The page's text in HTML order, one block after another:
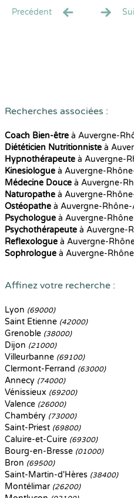
Precédent
Recherches associées :
Coach Bien-être à Auvergne-
Diététicien Nutritionniste à
Hypnothérapeute à Auvergne-
Kinesiologue à Auvergne-
Médecine Douce à Auvergne-
Naturopathe à Auvergne-
Ostéopathe à Auvergne-Rhône-
Psychologue à Auvergne-
Psychothérapeute à Auvergne-
Reflexologue à Auvergne-
Sophrologue à Auvergne-
Affinez votre recherche :
Lyon (69000)
Saint Etienne (42000)
Grenoble (38000)
Dijon (21000)
Villeurbanne (69100)
Clermont-Ferrand (63000)
Annecy (74000)
Vénissieux (69200)
Valence (26000)
Chambéry (73000)
Saint-Priest (69800)
Caluire-et-Cuire (69300)
Bourg-en-Bresse (01000)
Bron (69500)
Saint-Martin-d'Hères (38400)
Montélimar (26200)